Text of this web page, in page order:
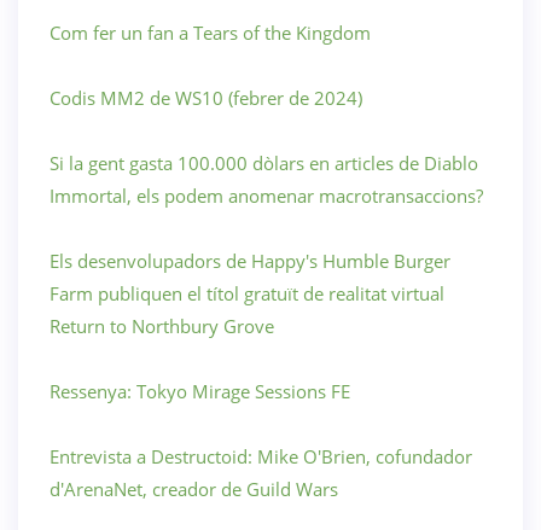
Com fer un fan a Tears of the Kingdom
Codis MM2 de WS10 (febrer de 2024)
Si la gent gasta 100.000 dòlars en articles de Diablo
Immortal, els podem anomenar macrotransaccions?
Els desenvolupadors de Happy's Humble Burger
Farm publiquen el títol gratuït de realitat virtual
Return to Northbury Grove
Ressenya: Tokyo Mirage Sessions FE
Entrevista a Destructoid: Mike O'Brien, cofundador
d'ArenaNet, creador de Guild Wars